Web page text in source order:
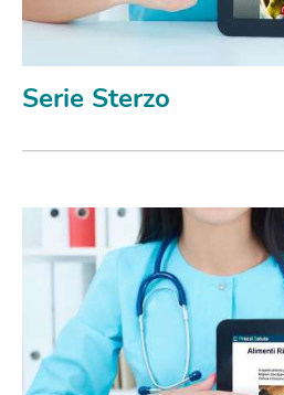
Serie Sterzo